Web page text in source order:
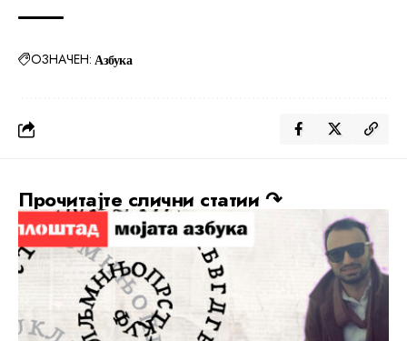
ОЗНАЧЕН: Азбука
Прочитајте слични статии ↷